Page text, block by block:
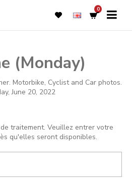
0
(Monday)
Motorbike, Cyclist and Car photos.
June 20, 2022
traitement. Veuillez entrer votre
qu'elles seront disponibles.